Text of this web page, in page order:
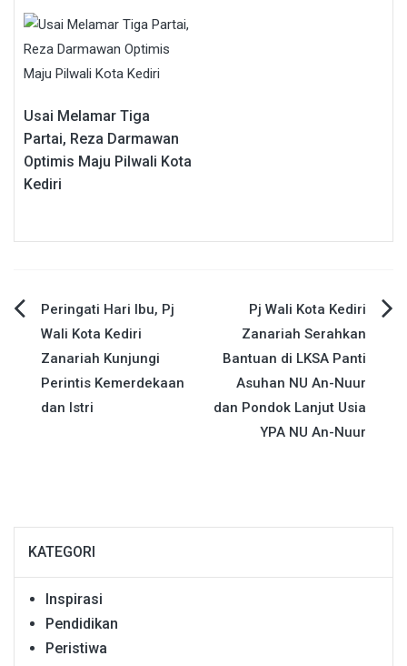
Usai Melamar Tiga
Partai, Reza Darmawan
Optimis Maju Pilwali Kota
Kediri
Navigasi
pos
Peringati Hari Ibu, Pj
Wali Kota Kediri
Zanariah Kunjungi
Perintis Kemerdekaan
dan Istri
Pj Wali Kota Kediri
Zanariah Serahkan
Bantuan di LKSA Panti
Asuhan NU An-Nuur
dan Pondok Lanjut Usia
YPA NU An-Nuur
KATEGORI
Inspirasi
Pendidikan
Peristiwa